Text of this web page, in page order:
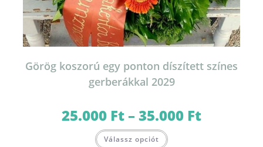
Görög koszorú egy ponton díszített színes
gerberákkal 2029
25.000 Ft–35.000 Ft25.000 Ft
Válassz opciót a